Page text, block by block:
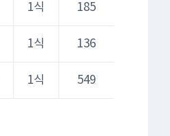
1식 185
1식 136
1식 549